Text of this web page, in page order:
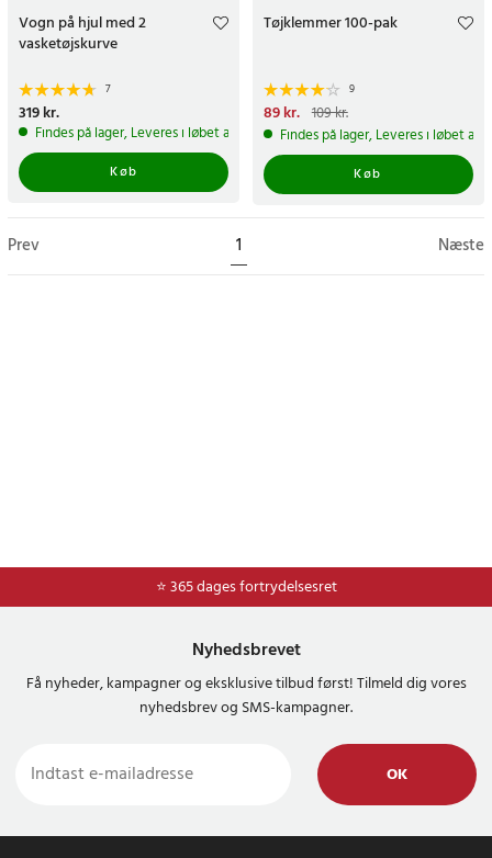
Vogn på hjul med 2
vasketøjskurve
7
Pris:319 kr.
319 kr.
Findes på lager, Leveres i løbet af 1-2 hverdage
Køb
Tøjklemmer 100-pak
9
Nuværende pris
pris:109 kr.
89 kr. 109 kr.
Findes på lager, Leveres i løbet af
Køb
Prev 1 Næste
⭐ 365 dages fortrydelsesret
⭐ Nem og sikker betaling med mobilepay og dankort
Nyhedsbrevet
Få nyheder, kampagner og eksklusive tilbud først! Tilmeld dig vores
nyhedsbrev og SMS-kampagner.
OK